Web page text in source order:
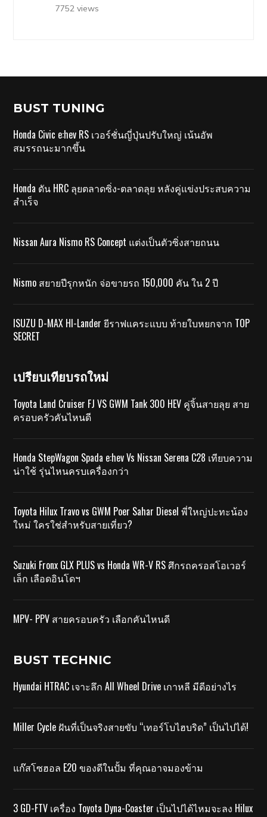
7752 views
BUST TUNING
Honda Civic e:hev RS เวอร์ชั่นญี่ปุ่นปรับใหญ่ เน้นอัพ
สมรรถนะมากขึ้น
Honda ดัน HRC ลุยตลาดซิ่ง-ตลาดลุย หลังคู่แข่งประสบความ
สำเร็จ
Nissan Aura Nismo RS Concept แต่งเป็นตัวซิ่งสายถนน
Nismo สยายปีรุกหนัก จ่อขายรถ 150,000 คัน ใน 2 ปี
ISUZU D-MAX HI-Lander ยีราฟแคระแบบ ท้ายใบหยกจาก TOP
SECRET
เปรียบเทียบรถใหม่
Toyota Land Cruiser FJ VS GWM Tank 300 HEV คู่จิ้นสายลุย สาย
ครอบครัวคันไหนดี
Honda StepWagon Spada e:hev Vs Nissan Serena C28 เทียบความ
น่าใช้ รุ่นไหนครบเครื่องกว่า
Toyota Hilux Travo vs GWM Poer Sahar Diesel พี่ใหญ่ปะทะน้อง
ใหม่ ใครใช่สำหรับสายเที่ยว?
Suzuki Fronx GLX PLUS vs Honda WR-V RS ศึกรถครอสโอเวอร์
เล็ก เลือดอินโดฯ
MPV- PPV สายครอบครัว เลือกคันไหนดี
BUST TECHNIC
Hyundai HTRAC เจาะลึก All Wheel Drive เกาหลี มีดีอย่างไร
Miller Cycle ฝันที่เป็นจริงสายขับ “เทอร์โบไฮบริด” เป็นไปได้!
แก๊สโซฮอล E20 ของดีในปั้ม ที่คุณอาจมองข้าม
3 GD-FTV เครื่อง Toyota Dyna-Coaster เป็นไปได้ไหมจะลง Hilux